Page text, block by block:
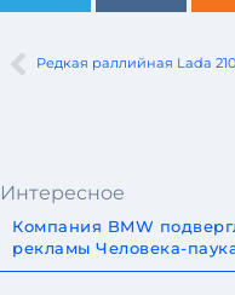
Интересное
Компания BMW
рекламы Человека-